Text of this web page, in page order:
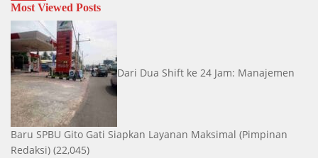
Most Viewed Posts
Dari Dua Shift ke 24 Jam: Manajemen
Baru SPBU Gito Gati Siapkan Layanan Maksimal (Pimpinan
Redaksi) (22,045)